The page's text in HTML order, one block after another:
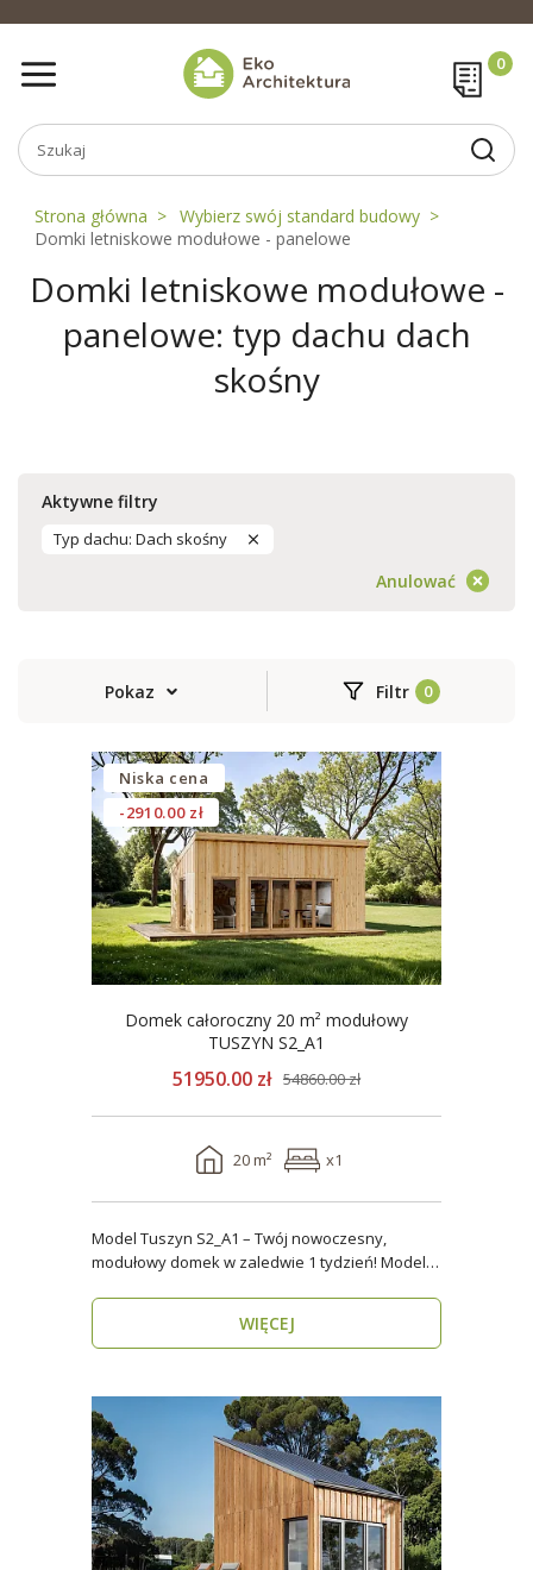
Strona główna
Wybierz swój standard budowy
Domki letniskowe modułowe - panelowe
Domki letniskowe modułowe -
panelowe: typ dachu dach
skośny
Aktywne filtry
Typ dachu: Dach skośny
Anulować
Pokaz Filtr
Niska cena
-2910.00 zł
Domek całoroczny 20 m² modułowy
TUSZYN S2_A1
51950.00 zł 54860.00 zł
20 m² x1
Model Tuszyn S2_A1 – Twój nowoczesny,
modułowy domek w zaledwie 1 tydzień! Model
WIĘCEJ